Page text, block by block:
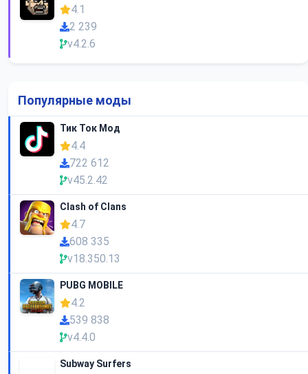
4.1
2 239
v4.2.6
Популярные моды
Тик Ток Мод
4.4
722 612
v45.2.42
Clash of Clans
4.7
608 335
v18.350.13
PUBG MOBILE
4.2
539 838
v4.4.0
Subway Surfers